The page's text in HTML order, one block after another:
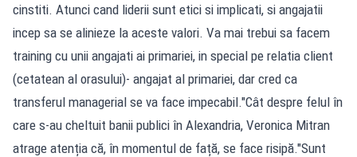
cinstiti. Atunci cand liderii sunt etici si implicati, si angajatii
incep sa se alinieze la aceste valori. Va mai trebui sa facem
training cu unii angajati ai primariei, in special pe relatia client
(cetatean al orasului)- angajat al primariei, dar cred ca
transferul managerial se va face impecabil."Cât despre felul în
care s-au cheltuit banii publici în Alexandria, Veronica Mitran
atrage atenția că, în momentul de față, se face risipă."Sunt